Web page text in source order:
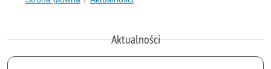
Aktualności